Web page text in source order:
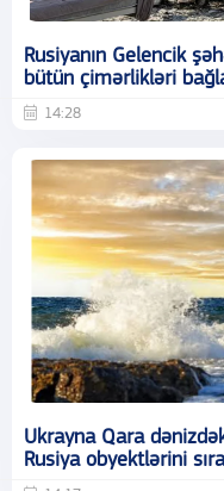
Rusiyanın Gelencik
bütün çimərlikləri
14:28
Ukrayna Qara
Rusiya obyektlərini